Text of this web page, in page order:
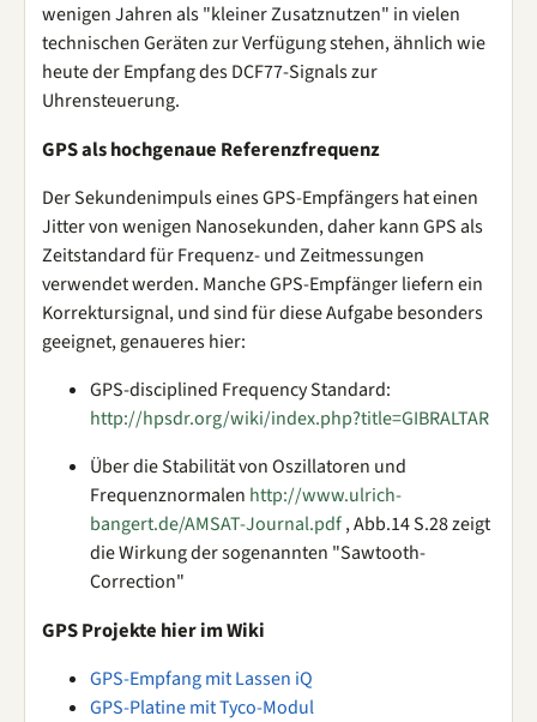
wenigen Jahren als "kleiner Zusatznutzen" in vielen
technischen Geräten zur Verfügung stehen, ähnlich wie
heute der Empfang des DCF77-Signals zur
Uhrensteuerung.
GPS als hochgenaue Referenzfrequenz
Der Sekundenimpuls eines GPS-Empfängers hat einen
Jitter von wenigen Nanosekunden, daher kann GPS als
Zeitstandard für Frequenz- und Zeitmessungen
verwendet werden. Manche GPS-Empfänger liefern ein
Korrektursignal, und sind für diese Aufgabe besonders
geeignet, genaueres hier:
GPS-disciplined Frequency Standard:
http://hpsdr.org/wiki/index.php?title=GIBRALTAR
Über die Stabilität von Oszillatoren und
Frequenznormalen http://www.ulrich-
bangert.de/AMSAT-Journal.pdf, Abb.14 S.28 zeigt
die Wirkung der sogenannten "Sawtooth-
Correction"
GPS Projekte hier im Wiki
GPS-Empfang mit Lassen iQ
GPS-Platine mit Tyco-Modul